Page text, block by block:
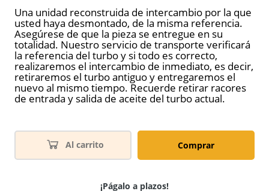
Una unidad reconstruida de intercambio por la que
usted haya desmontado, de la misma referencia.
Asegúrese de que la pieza se entregue en su
totalidad. Nuestro servicio de transporte verificará
la referencia del turbo y si todo es correcto,
realizaremos el intercambio de inmediato, es decir,
retiraremos el turbo antiguo y entregaremos el
nuevo al mismo tiempo. Recuerde retirar racores
de entrada y salida de aceite del turbo actual.
Al carrito Comprar